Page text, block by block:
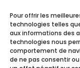
Pour offrir les
technologies telles
aux informations des
technologies nous
comportement de
de ne pas consentir